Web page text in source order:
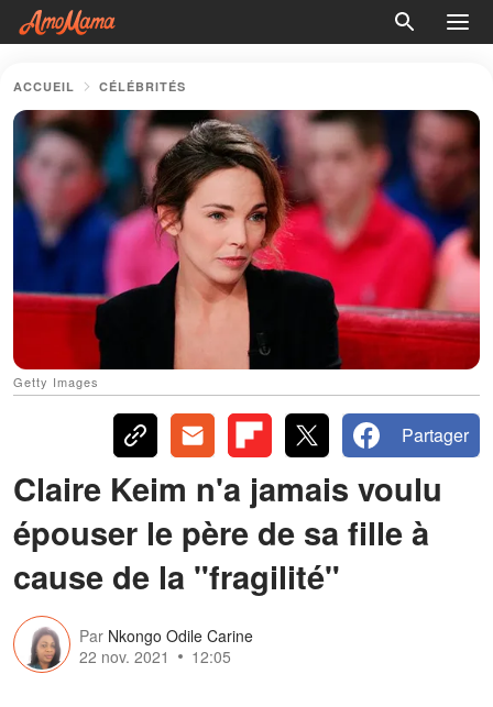
ACCUEIL CÉLÉBRITÉS
Getty Images
Partager
Claire Keim n'a jamais voulu
épouser le père de sa fille à
cause de la "fragilité"
Par Nkongo Odile Carine
22 nov. 2021
12:05